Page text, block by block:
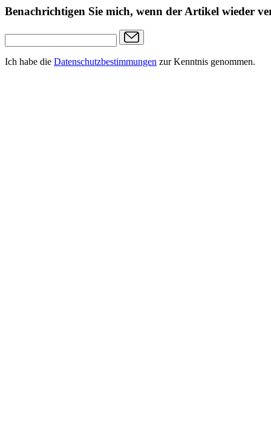
Benachrichtigen Sie mich, wenn der Artikel wieder
Ich habe die Datenschutzbestimmungen zur Kenntnis genommen.